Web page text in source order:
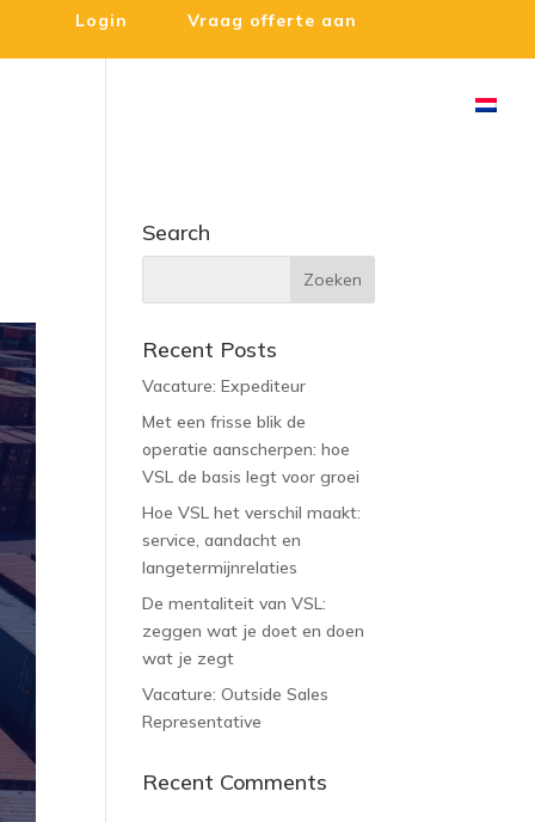
Login Vraag offerte aan
Search
Recent Posts
Vacature: Expediteur
Met een frisse blik de
operatie aanscherpen: hoe
VSL de basis legt voor groei
Hoe VSL het verschil maakt:
service, aandacht en
langetermijnrelaties
De mentaliteit van VSL:
zeggen wat je doet en doen
wat je zegt
Vacature: Outside Sales
Representative
Recent Comments